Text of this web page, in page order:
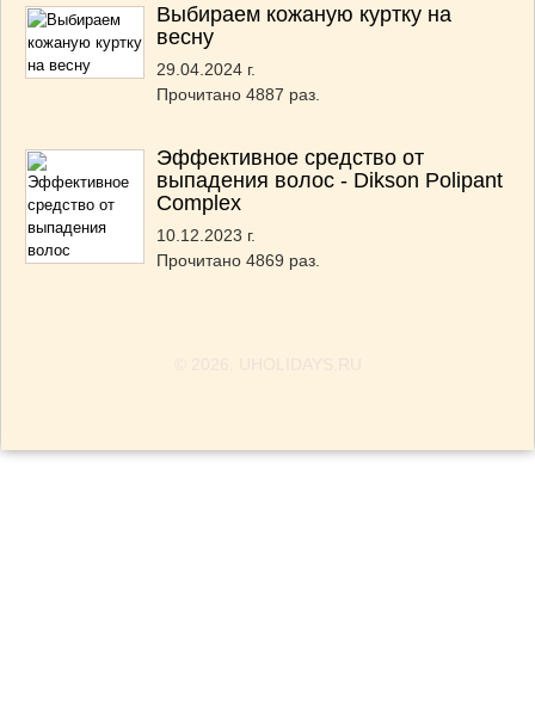
Выбираем кожаную куртку на
весну
29.04.2024 г.
Прочитано 4887 раз.
Эффективное средство от
выпадения волос - Dikson Polipant
Complex
10.12.2023 г.
Прочитано 4869 раз.